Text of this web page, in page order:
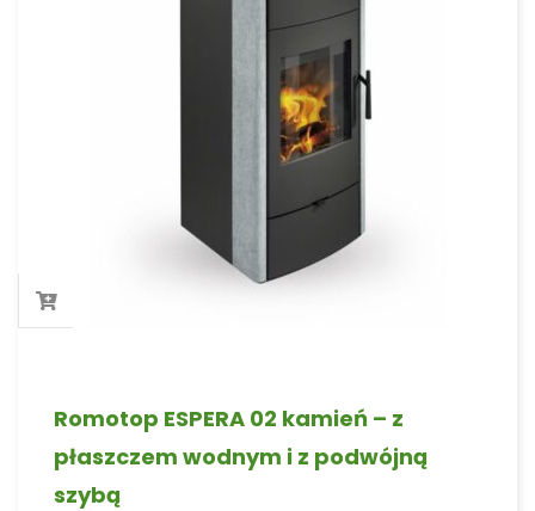
Romotop ESPERA 02 kamień – z
płaszczem wodnym i z podwójną
szybą